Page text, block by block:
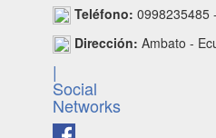
Teléfono: 0998235485
Dirección: Ambato -
|
Social
Networks